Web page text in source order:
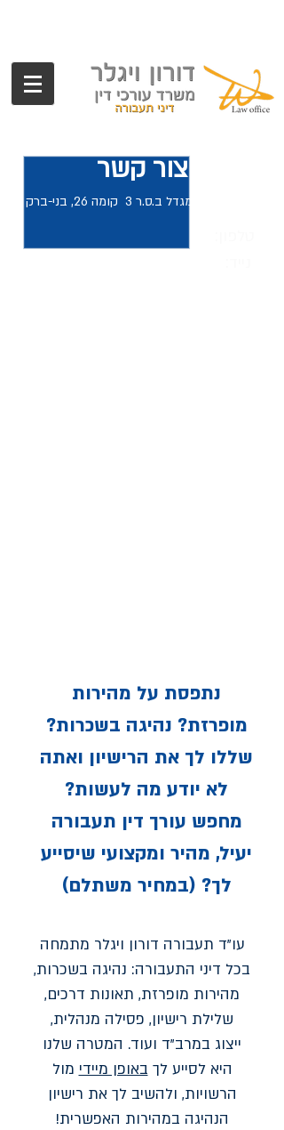
צור קשר
נתפסת על מהירות
מופרזת? נהיגה בשכרות?
שללו לך את הרישיון ואתה
לא יודע מה לעשות?
מחפש עורך דין תעבורה
יעיל, מהיר ומקצועי שיסייע
לך? (במחיר משתלם)
עו"ד תעבורה דורון ויגלר מתמחה
בכל דיני התעבורה: נהיגה בשכרות,
מהירות מופרזת, תאונות דרכים,
שלילת רישיון, פסילה מנהלית,
ייצוג במרב"ד ועוד. המטרה שלנו
היא לסייע לך באופן מיידי מול
הרשויות, ולהשיב לך את רישיון
הנהיגה במהירות האפשרית!